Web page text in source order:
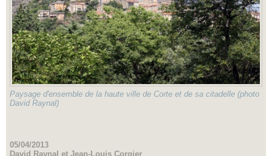
Paysage d'ensemble de la haute ville de Corte et de sa citadelle (photo
David Raynal)
05/04/2013
David Raynal et Jean-Louis Corgier